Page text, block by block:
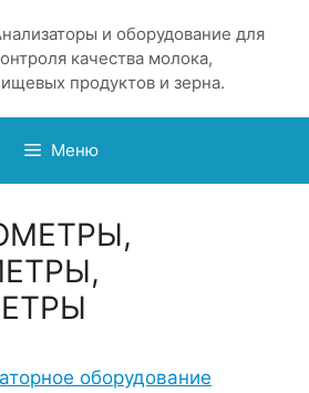
и оборудование для
качества молока,
продуктов и зерна.
Меню
оборудование